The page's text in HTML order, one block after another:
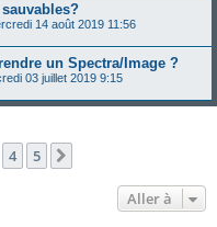
14 août 2019 11:56
un Spectra/Image ?
03 juillet 2019 9:15
4 5
Aller à